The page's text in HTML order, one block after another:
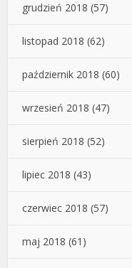
grudzień 2018 (57)
listopad 2018 (62)
październik 2018 (60)
wrzesień 2018 (47)
sierpień 2018 (52)
lipiec 2018 (43)
czerwiec 2018 (57)
maj 2018 (61)